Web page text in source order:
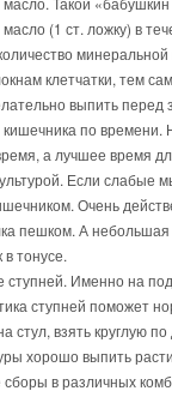
(1 ст. ложку) в
клетчатки, тем
выпить перед
по времени.
а лучшее время
Если
Очень
пешком. А
тонусе.
ступней. Именно на
ступней поможет
стул, взять круглую
хорошо выпить
в различных